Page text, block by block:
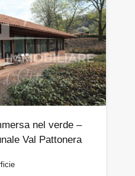
nel verde –
Val Pattonera